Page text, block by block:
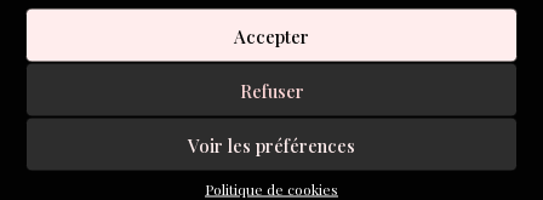
Accepter
Refuser
Voir les préférences
Politique de cookies
Valérie Mréjen est loin d’être une autobiographe classique.